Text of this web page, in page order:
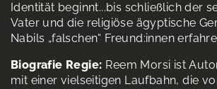
Identität beginnt...bis schließlich der
Vater und die religiöse ägyptische
Nabils „falschen“ Freund:innen
Biografie Regie: Reem Morsi ist
mit einer vielseitigen Laufbahn, die